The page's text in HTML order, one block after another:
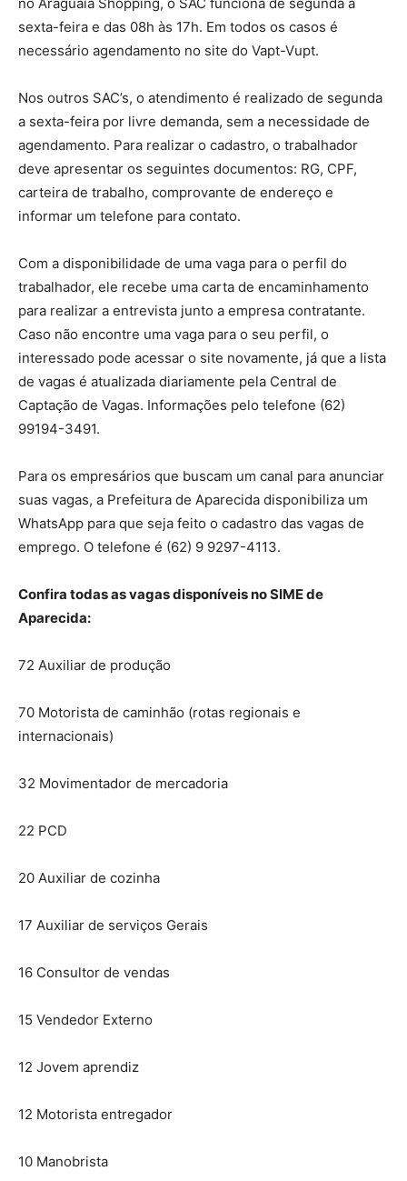
sexta-feira e das 08h às 17h. Em todos os casos é
necessário agendamento no site do Vapt-Vupt.
Nos outros SAC’s, o atendimento é realizado de segunda
a sexta-feira por livre demanda, sem a necessidade de
agendamento. Para realizar o cadastro, o trabalhador
deve apresentar os seguintes documentos: RG, CPF,
carteira de trabalho, comprovante de endereço e
informar um telefone para contato.
Com a disponibilidade de uma vaga para o perfil do
trabalhador, ele recebe uma carta de encaminhamento
para realizar a entrevista junto a empresa contratante.
Caso não encontre uma vaga para o seu perfil, o
interessado pode acessar o site novamente, já que a lista
de vagas é atualizada diariamente pela Central de
Captação de Vagas. Informações pelo telefone (62)
99194-3491.
Para os empresários que buscam um canal para anunciar
suas vagas, a Prefeitura de Aparecida disponibiliza um
WhatsApp para que seja feito o cadastro das vagas de
emprego. O telefone é (62) 9 9297-4113.
Confira todas as vagas disponíveis no SIME de
Aparecida:
72 Auxiliar de produção
70 Motorista de caminhão (rotas regionais e
internacionais)
32 Movimentador de mercadoria
22 PCD
20 Auxiliar de cozinha
17 Auxiliar de serviços Gerais
16 Consultor de vendas
15 Vendedor Externo
12 Jovem aprendiz
12 Motorista entregador
10 Manobrista